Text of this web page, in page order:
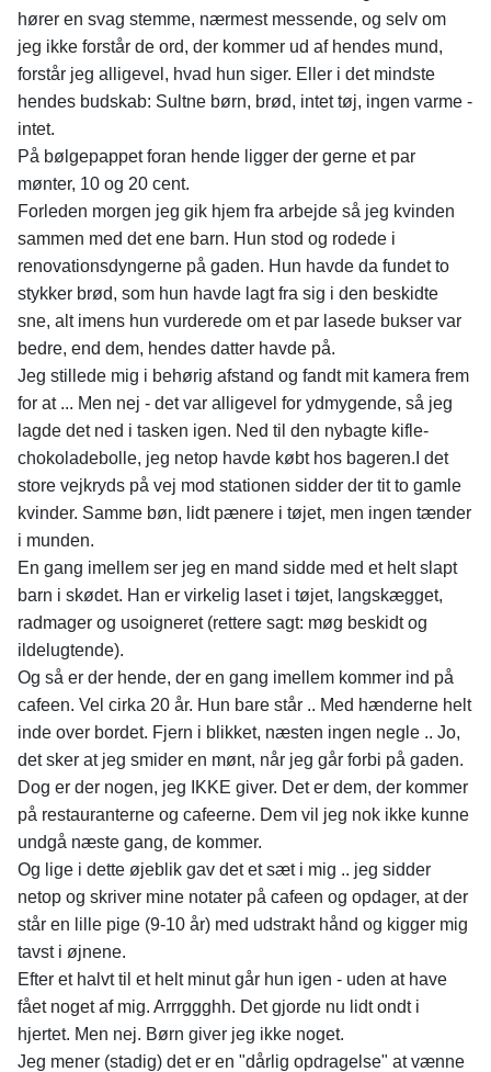
hører en svag stemme, nærmest messende, og selv om
jeg ikke forstår de ord, der kommer ud af hendes mund,
forstår jeg alligevel, hvad hun siger. Eller i det mindste
hendes budskab: Sultne børn, brød, intet tøj, ingen varme -
intet.
På bølgepappet foran hende ligger der gerne et par
mønter, 10 og 20 cent.
Forleden morgen jeg gik hjem fra arbejde så jeg kvinden
sammen med det ene barn. Hun stod og rodede i
renovationsdyngerne på gaden. Hun havde da fundet to
stykker brød, som hun havde lagt fra sig i den beskidte
sne, alt imens hun vurderede om et par lasede bukser var
bedre, end dem, hendes datter havde på.
Jeg stillede mig i behørig afstand og fandt mit kamera frem
for at ... Men nej - det var alligevel for ydmygende, så jeg
lagde det ned i tasken igen. Ned til den nybagte kifle-
chokoladebolle, jeg netop havde købt hos bageren.I det
store vejkryds på vej mod stationen sidder der tit to gamle
kvinder. Samme bøn, lidt pænere i tøjet, men ingen tænder
i munden.
En gang imellem ser jeg en mand sidde med et helt slapt
barn i skødet. Han er virkelig laset i tøjet, langskægget,
radmager og usoigneret (rettere sagt: møg beskidt og
ildelugtende).
Og så er der hende, der en gang imellem kommer ind på
cafeen. Vel cirka 20 år. Hun bare står .. Med hænderne helt
inde over bordet. Fjern i blikket, næsten ingen negle .. Jo,
det sker at jeg smider en mønt, når jeg går forbi på gaden.
Dog er der nogen, jeg IKKE giver. Det er dem, der kommer
på restauranterne og cafeerne. Dem vil jeg nok ikke kunne
undgå næste gang, de kommer.
Og lige i dette øjeblik gav det et sæt i mig .. jeg sidder
netop og skriver mine notater på cafeen og opdager, at der
står en lille pige (9-10 år) med udstrakt hånd og kigger mig
tavst i øjnene.
Efter et halvt til et helt minut går hun igen - uden at have
fået noget af mig. Arrrggghh. Det gjorde nu lidt ondt i
hjertet. Men nej. Børn giver jeg ikke noget.
Jeg mener (stadig) det er en "dårlig opdragelse" at vænne